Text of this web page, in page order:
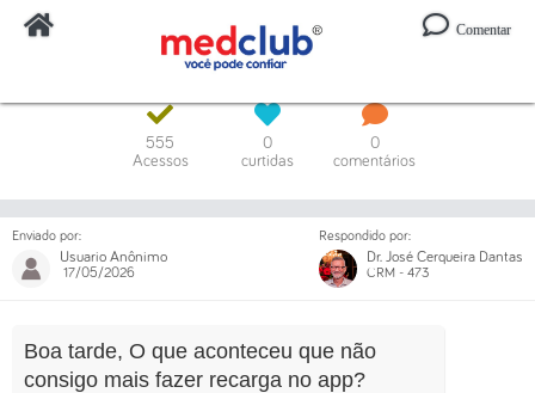
Comentar
Digite o código ou um trecho da mensagem
555
Acessos
0
curtidas
0
comentários
Enviado por:
Usuario Anônimo
17/05/2026
Respondido por:
Dr. José Cerqueira Dantas
CRM - 473
Boa tarde, O que aconteceu que não
consigo mais fazer recarga no app?